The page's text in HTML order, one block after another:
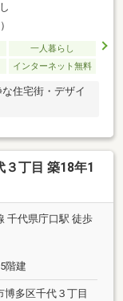
）
一人暮らし
インターネット無料
住宅街・デザイ
３丁目 築18年1
千代県庁口駅 徒歩
階建
博多区千代３丁目